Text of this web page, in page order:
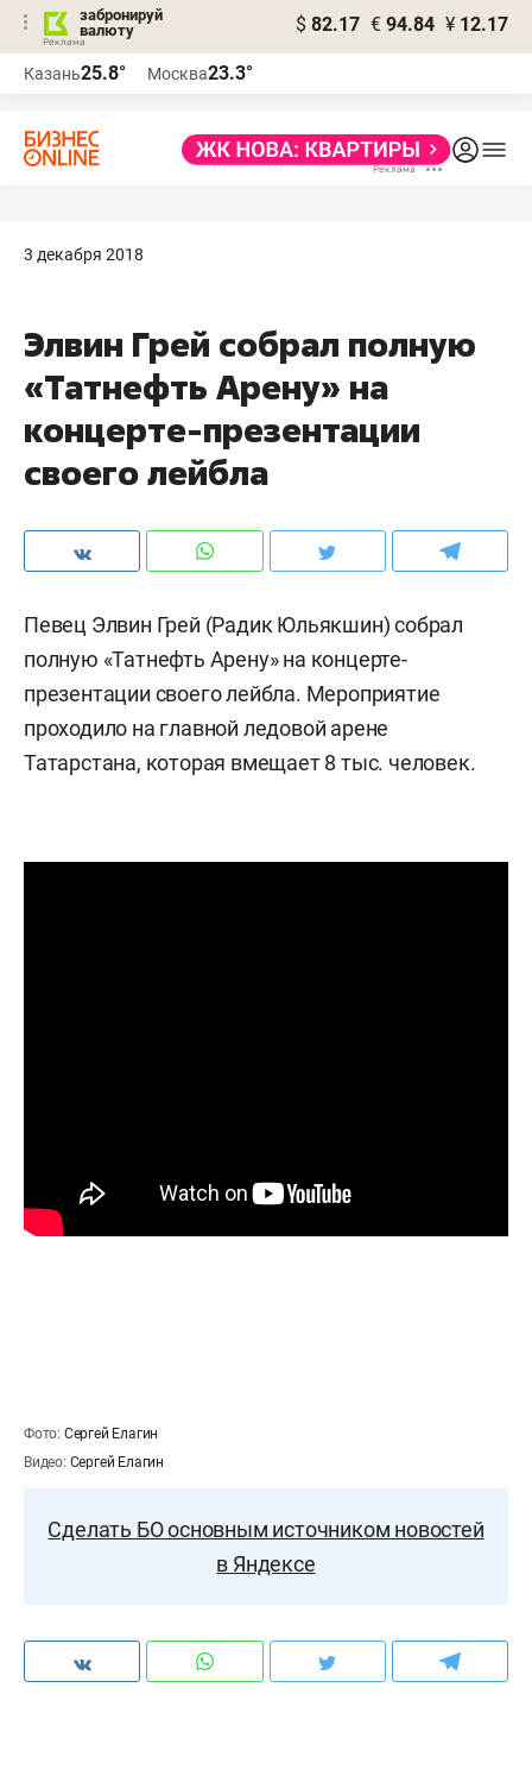
забронируй
валюту
$ 82.17 € 94.84 ¥ 12.17
Казань25.8° Москва23.3°
3 декабря 2018
Элвин Грей собрал полную
«Татнефть Арену» на
концерте-презентации
своего лейбла
Певец Элвин Грей (Радик Юльякшин) собрал
полную «Татнефть Арену» на концерте-
презентации своего лейбла. Мероприятие
проходило на главной ледовой арене
Татарстана, которая вмещает 8 тыс. человек.
Фото: Сергей Елагин
Видео: Сергей Елагин
Сделать БО основным источником новостей
в Яндексе